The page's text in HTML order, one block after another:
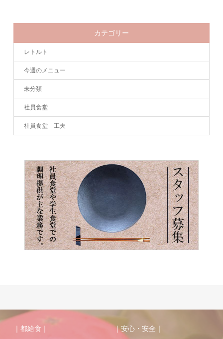
カテゴリー
レトルト
今週のメニュー
未分類
社員食堂
社員食堂 工夫
｜都給食｜ ｜安心・安全｜